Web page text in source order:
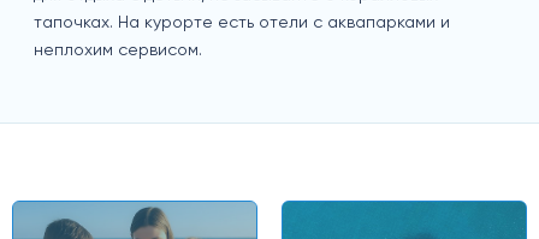
тапочках. На курорте есть отели с аквапарками и
неплохим сервисом.